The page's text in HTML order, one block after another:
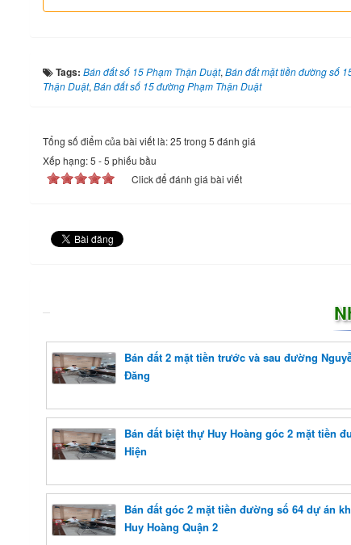
Tags: Bán đất số 15 Phạm Thận Duật, Bán đất mặt tiền đường số
Thận Duật, Bán đất số 15 đường Phạm Thận Duật
Tổng số điểm của bài viết là: 25 trong 5 đánh giá
Xếp hạng:5 -5 phiếu bầu
Click để đánh giá bài viết
Bán đất 2 mặt tiền trước và sau đường
Đăng
Bán đất biệt thự Huy Hoàng góc 2 mặt tiền
Hiện
Bán đất góc 2 mặt tiền đường số 64 dự án
Huy Hoàng Quận 2